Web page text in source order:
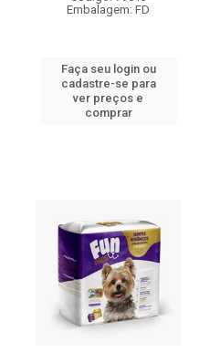
Embalagem: FD
Faça seu login ou
cadastre-se para
ver preços e
comprar